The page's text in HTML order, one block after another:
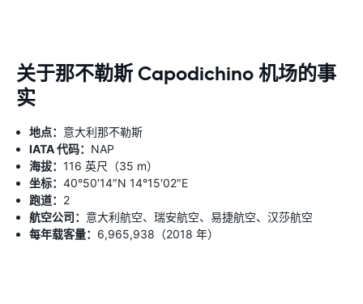
关于那不勒斯 Capodichino 机场的事
实
地点： 意大利那不勒斯
IATA 代码： NAP
海拔： 116 英尺（35 m）
坐标： 40°50′14″N 14°15′02″E
跑道： 2
航空公司： 意大利航空、瑞安航空、易捷航空、汉莎航空
每年载客量： 6,965,938（2018 年）